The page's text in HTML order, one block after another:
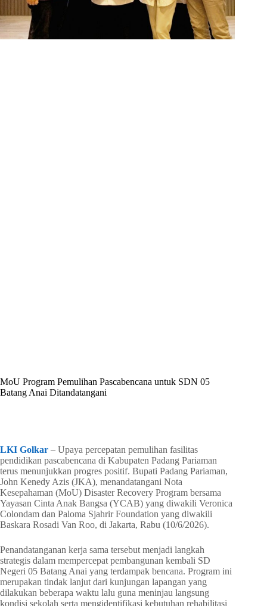
MoU Program Pemulihan Pascabencana untuk SDN 05
Batang Anai Ditandatangani
LKI Golkar – Upaya percepatan pemulihan fasilitas
pendidikan pascabencana di Kabupaten Padang Pariaman
terus menunjukkan progres positif. Bupati Padang Pariaman,
John Kenedy Azis (JKA), menandatangani Nota
Kesepahaman (MoU) Disaster Recovery Program bersama
Yayasan Cinta Anak Bangsa (YCAB) yang diwakili Veronica
Colondam dan Paloma Sjahrir Foundation yang diwakili
Baskara Rosadi Van Roo, di Jakarta, Rabu (10/6/2026).
Penandatanganan kerja sama tersebut menjadi langkah
strategis dalam mempercepat pembangunan kembali SD
Negeri 05 Batang Anai yang terdampak bencana. Program ini
merupakan tindak lanjut dari kunjungan lapangan yang
dilakukan beberapa waktu lalu guna meninjau langsung
kondisi sekolah serta mengidentifikasi kebutuhan rehabilitasi